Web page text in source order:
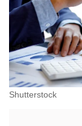
Shutterstock